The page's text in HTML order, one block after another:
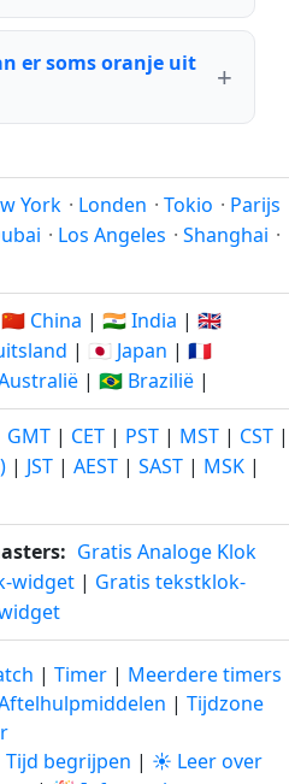
er soms oranje uit
York · Londen · Tokio · Parijs
· Los Angeles · Shanghai ·
🇨🇳 China | 🇮🇳 India | 🇬🇧
| 🇯🇵 Japan | 🇫🇷
| 🇧🇷 Brazilië |
GMT | CET | PST | MST | CST |
| JST | AEST | SAST | MSK |
Gratis Analoge Klok
widget | Gratis tekstklok-
| Timer | Meerdere timers
| Tijdzone
Tijd begrijpen | ☀️ Leer over